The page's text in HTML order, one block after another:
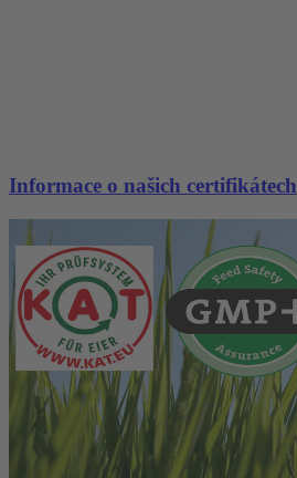
Informace o našich certifikátech